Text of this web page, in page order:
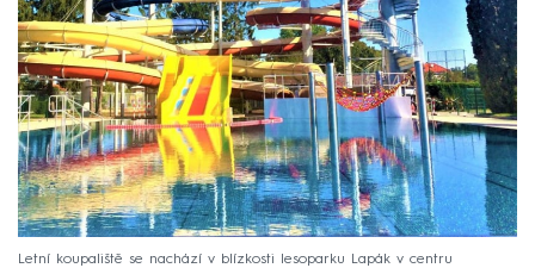
Letní koupaliště se nachází v blízkosti lesoparku Lapák v centru